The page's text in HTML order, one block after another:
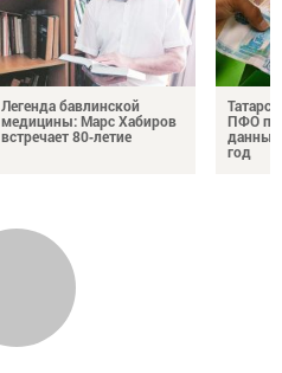
Легенда бавлинской
медицины: Марс Хабиров
встречает 80‑летие
ПФО по
данные
год